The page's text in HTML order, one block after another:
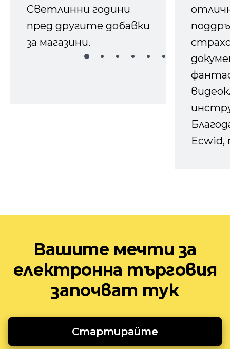
Светлинни години
пред другите добавки
за магазини.
Ecwid,
Вашите мечти за
електронна търговия
започват тук
Стартирайте